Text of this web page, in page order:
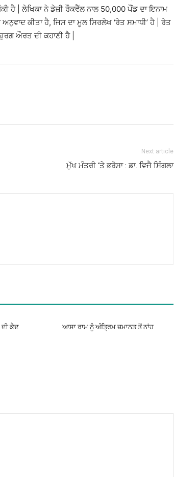
ਹੈ | ਲੇਖਿਕਾ ਨੇ ਡੇਜ਼ੀ ਰੌਕਵੈੱਲ ਨਾਲ 50,000 ਪੌਂਡ ਦਾ ਇਨਾਮ
ਕੀਤਾ ਹੈ, ਜਿਸ ਦਾ ਮੂਲ ਸਿਰਲੇਖ ‘ਰੇਤ ਸਮਾਧੀ’ ਹੈ | ਰੇਤ
ਔਰਤ ਦੀ ਕਹਾਣੀ ਹੈ |
Next article
ਮੁੱਖ ਮੰਤਰੀ ‘ਤੇ ਭਰੋਸਾ : ਡਾ. ਵਿਜੈ ਸਿੰਗਲਾ
ਦੀ ਕੈਦ ਆਸਾ ਰਾਮ ਨੂੰ ਅੰਤ੍ਰਿਮ ਜ਼ਮਾਨਤ ਤੋਂ ਨਾਂਹ